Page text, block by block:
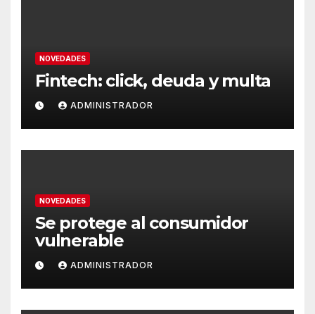
NOVEDADES
Fintech: click, deuda y multa
ADMINISTRADOR
NOVEDADES
Se protege al consumidor
vulnerable
ADMINISTRADOR